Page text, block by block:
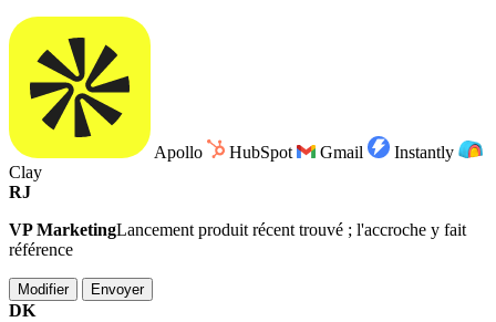
Apollo HubSpot Gmail
Instantly
Clay
RJ
VP MarketingLancement produit récent trouvé ; l'accroche y fait
référence
Modifier Envoyer
DK